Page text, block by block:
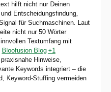
hilft nicht nur Deinen
Entscheidungs­findung,
für Suchmaschinen. Laut
nicht nur 50 Wörter
Textumfang mit
Bloofusion Blog +1
Hinweise,
Keywords integriert – die
Keyword-Stuffing vermeiden